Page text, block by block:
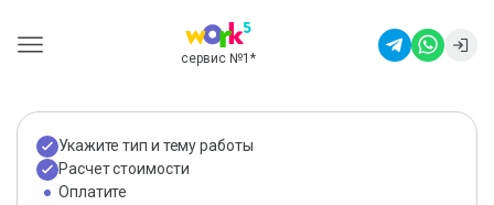
сервис №1 *
Укажите тип и тему работы
Расчет стоимости
Оплатите